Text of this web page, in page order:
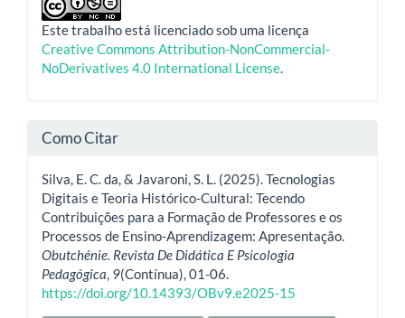
Este trabalho está licenciado sob uma licença
Creative Commons Attribution-NonCommercial-
NoDerivatives 4.0 International License.
Como Citar
Silva, E. C. da, & Javaroni, S. L. (2025). Tecnologias
Digitais e Teoria Histórico-Cultural: Tecendo
Contribuições para a Formação de Professores e os
Processos de Ensino-Aprendizagem: Apresentação.
Obutchénie. Revista De Didática E Psicologia
Pedagógica, 9(Contínua), 01-06.
https://doi.org/10.14393/OBv9.e2025-15